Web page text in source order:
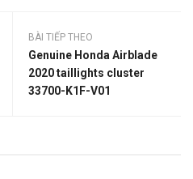
BÀI TIẾP THEO
Genuine Honda Airblade
2020 taillights cluster
33700-K1F-V01